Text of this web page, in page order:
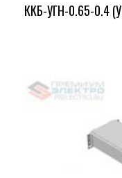
ККБ-УГН-0.65-0.4